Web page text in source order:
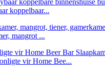
koppelbaar...
mangrot ...
vir Home Bee...